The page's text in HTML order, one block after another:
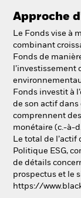
Approche
Le Fonds vise à
combinant
Fonds de
Fonds investit à
de son actif dans
comprennent
monétaire (c.-à-
Le total de
Politique ESG,
de détails
prospectus et le
https://